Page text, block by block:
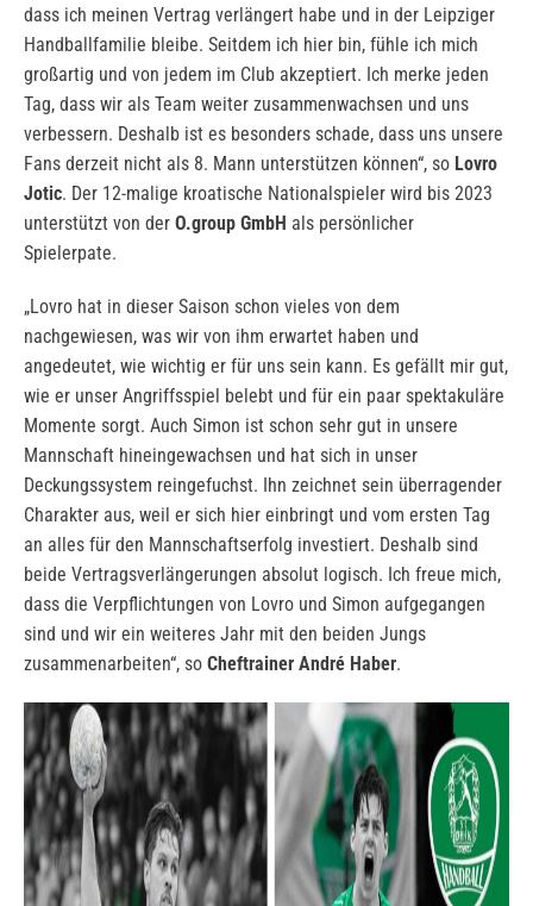
dass ich meinen Vertrag verlängert habe und in der Leipziger
Handballfamilie bleibe. Seitdem ich hier bin, fühle ich mich
großartig und von jedem im Club akzeptiert. Ich merke jeden
Tag, dass wir als Team weiter zusammenwachsen und uns
verbessern. Deshalb ist es besonders schade, dass uns unsere
Fans derzeit nicht als 8. Mann unterstützen können“, so Lovro
Jotic. Der 12-malige kroatische Nationalspieler wird bis 2023
unterstützt von der O.group GmbH als persönlicher
Spielerpate.
„Lovro hat in dieser Saison schon vieles von dem
nachgewiesen, was wir von ihm erwartet haben und
angedeutet, wie wichtig er für uns sein kann. Es gefällt mir gut,
wie er unser Angriffsspiel belebt und für ein paar spektakuläre
Momente sorgt. Auch Simon ist schon sehr gut in unsere
Mannschaft hineingewachsen und hat sich in unser
Deckungssystem reingefuchst. Ihn zeichnet sein überragender
Charakter aus, weil er sich hier einbringt und vom ersten Tag
an alles für den Mannschaftserfolg investiert. Deshalb sind
beide Vertragsverlängerungen absolut logisch. Ich freue mich,
dass die Verpflichtungen von Lovro und Simon aufgegangen
sind und wir ein weiteres Jahr mit den beiden Jungs
zusammenarbeiten“, so Cheftrainer André Haber.